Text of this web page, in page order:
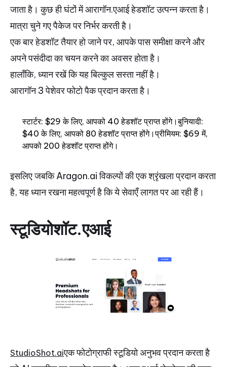
जाता है। कुछ ही घंटों में आरागॉन.एआई हेडशॉट उत्पन्न करता है।
मात्रा चुने गए पैकेज पर निर्भर करती है।
एक बार हेडशॉट तैयार हो जाने पर, आपके पास समीक्षा करने और
अपने पसंदीदा का चयन करने का अवसर होता है।
हालाँकि, ध्यान रखें कि यह बिल्कुल सस्ता नहीं है।
आरागॉन 3 पेशेवर फोटो पैक प्रदान करता है।
स्टार्टर: $29 के लिए, आपको 40 हेडशॉट प्राप्त होंगे।बुनियादी:
$40 के लिए, आपको 80 हेडशॉट प्राप्त होंगे।प्रीमियम: $69 में,
आपको 200 हेडशॉट प्राप्त होंगे।
इसलिए जबकि Aragon.ai विकल्पों की एक श्रृंखला प्रदान करता
है, यह ध्यान रखना महत्वपूर्ण है कि ये सेवाएँ लागत पर आ रही हैं।
स्टूडियोशॉट.एआई
StudioShot.aiएक फोटोग्राफी स्टूडियो अनुभव प्रदान करता है